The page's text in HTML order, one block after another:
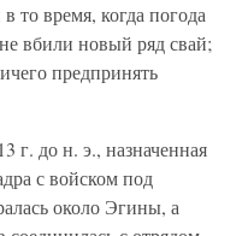
то время, когда погода
вбили новый ряд свай;
предпринять
г. до н. э., назначенная
с войском под
около Эгины, а